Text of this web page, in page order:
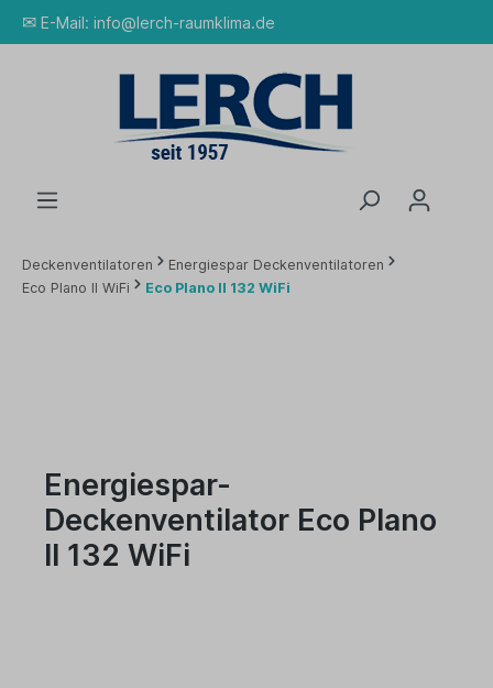
✉ E-Mail: info@lerch-raumklima.de
Deckenventilatoren
Energiespar Deckenventilatoren
Eco Plano II WiFi
Eco Plano II 132 WiFi
Energiespar-
Deckenventilator Eco Plano
II 132 WiFi